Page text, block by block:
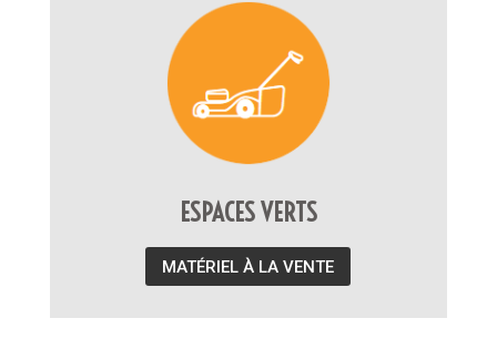
ESPACES VERTS
MATÉRIEL À LA VENTE